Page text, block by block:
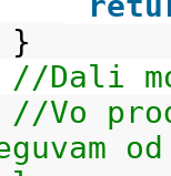
//Dali
//Vo